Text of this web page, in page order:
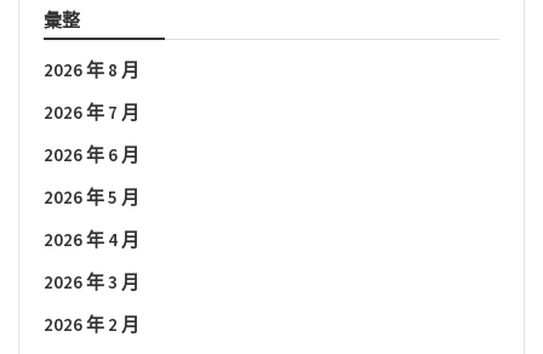
彙整
2026 年 8 月
2026 年 7 月
2026 年 6 月
2026 年 5 月
2026 年 4 月
2026 年 3 月
2026 年 2 月